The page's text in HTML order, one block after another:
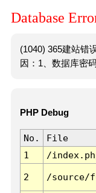
Database
(1040) 365建站错
因：1、数据库密
PHP Debug
No. File
1
/
2 /source/